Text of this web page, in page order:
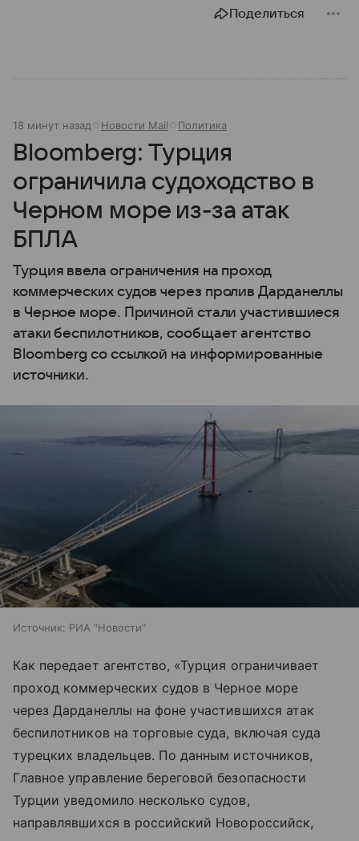
Поделиться
18 минут назад Новости Mail Политика
Bloomberg: Турция
ограничила судоходство в
Черном море из-за атак
БПЛА
Турция ввела ограничения на проход
коммерческих судов через пролив Дарданеллы
в Черное море. Причиной стали участившиеся
атаки беспилотников, сообщает агентство
Bloomberg со ссылкой на информированные
источники.
Источник: РИА "Новости"
Как передает агентство, «Турция ограничивает
проход коммерческих судов в Черное море
через Дарданеллы на фоне участившихся атак
беспилотников на торговые суда, включая суда
турецких владельцев. По данным источников,
Главное управление береговой безопасности
Турции уведомило несколько судов,
направлявшихся в российский Новороссийск,